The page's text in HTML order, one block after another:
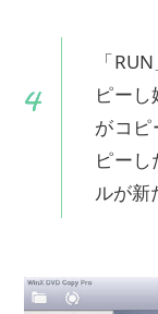
「
ピー
がコ
ピー
ルが新